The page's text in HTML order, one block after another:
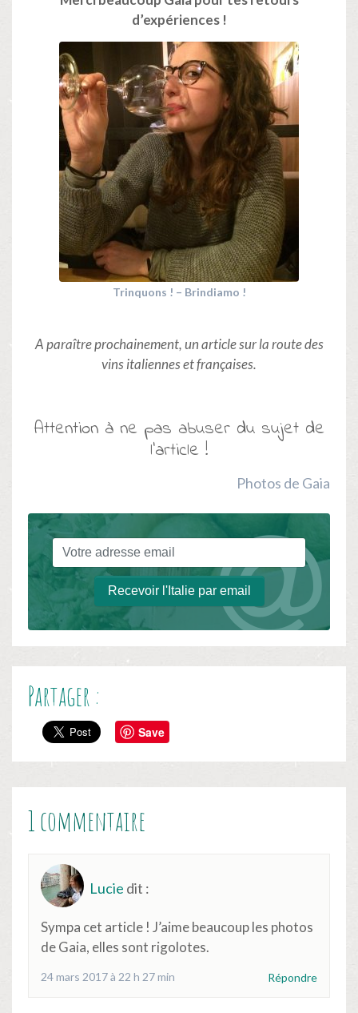
d’expériences !
Trinquons ! – Brindiamo !
A paraître prochainement, un article sur la route des
vins italiennes et françaises.
Attention à ne pas abuser du sujet de
l’article !
Photos de Gaia
Recevoir l'Italie par email
Partager :
Save
1 commentaire
Lucie dit :
Sympa cet article ! J’aime beaucoup les photos
de Gaia, elles sont rigolotes.
24 mars 2017 à 22 h 27 min Répondre